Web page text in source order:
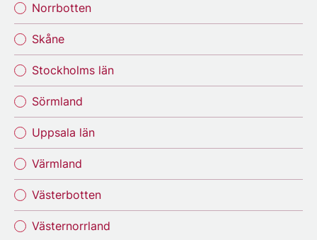
Norrbotten
Skåne
Stockholms län
Sörmland
Uppsala län
Värmland
Västerbotten
Västernorrland